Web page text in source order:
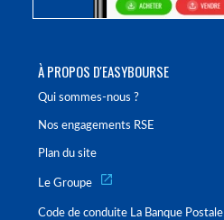
À PROPOS D'EASYBOURSE
Qui sommes-nous ?
Nos engagements RSE
Plan du site
Le Groupe
Code de conduite La Banque Postale